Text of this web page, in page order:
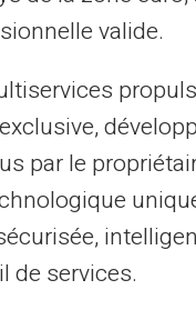
à une
réduire
d'une carte
valide.
par le
de services.